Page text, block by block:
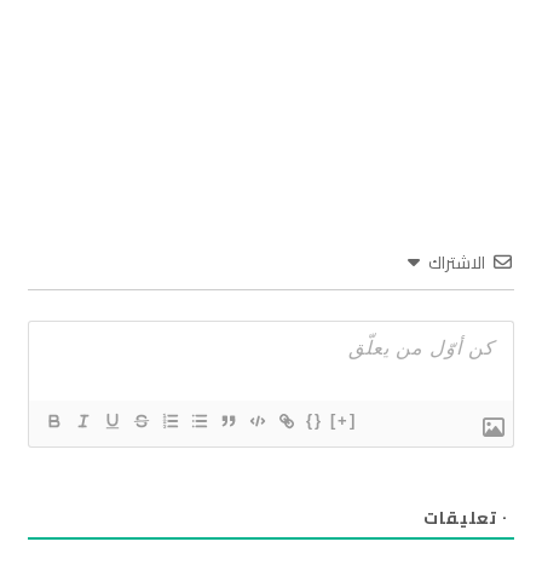
الاشتراك
{} [+]
٠ تعليقات